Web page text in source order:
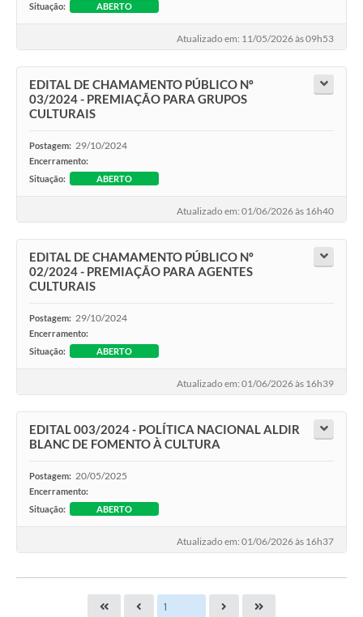
Situação:
ABERTO
Atualizado em: 11/05/2026 às 09h53
EDITAL DE CHAMAMENTO PÚBLICO Nº
03/2024 - PREMIAÇÃO PARA GRUPOS
CULTURAIS
Postagem: 29/10/2024
Encerramento:
Situação:
ABERTO
Atualizado em: 01/06/2026 às 16h40
EDITAL DE CHAMAMENTO PÚBLICO Nº
02/2024 - PREMIAÇÃO PARA AGENTES
CULTURAIS
Postagem: 29/10/2024
Encerramento:
Situação:
ABERTO
Atualizado em: 01/06/2026 às 16h39
EDITAL 003/2024 - POLÍTICA NACIONAL ALDIR
BLANC DE FOMENTO À CULTURA
Postagem: 20/05/2025
Encerramento:
Situação:
ABERTO
Atualizado em: 01/06/2026 às 16h37